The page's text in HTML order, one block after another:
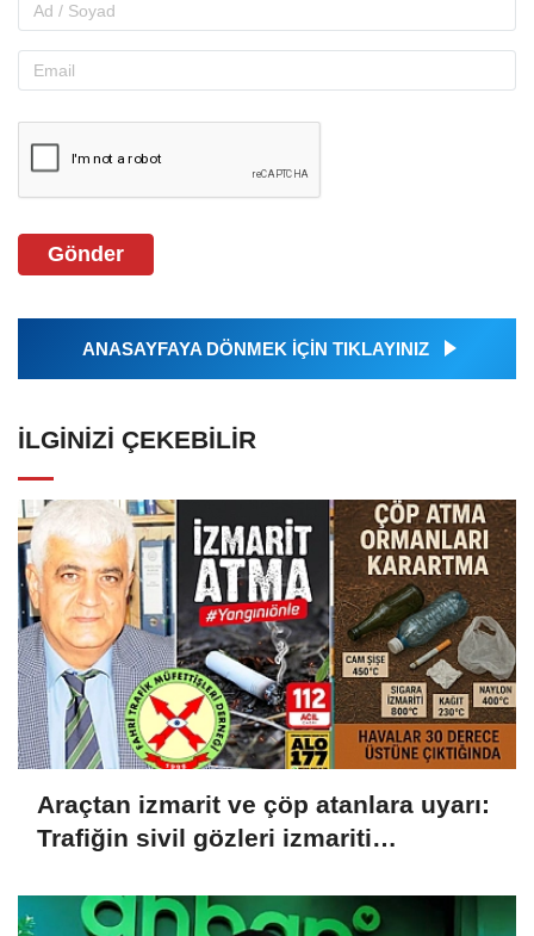
Gönder
ANASAYFAYA DÖNMEK İÇİN TIKLAYINIZ
İLGINIZI ÇEKEBILIR
Araçtan izmarit ve çöp atanlara uyarı:
Trafiğin sivil gözleri izmariti